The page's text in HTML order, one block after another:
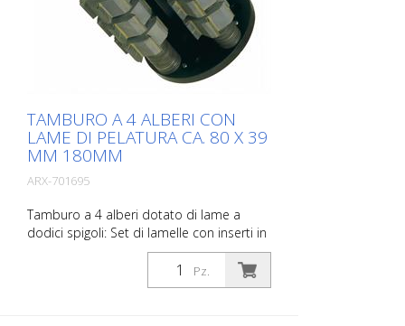
TAMBURO A 4 ALBERI CON
LAME DI PELATURA CA. 80 X 39
MM 180MM
ARX-701695
Tamburo a 4 alberi dotato di lame a
dodici spigoli: Set di lamelle con inserti in
metallo duro per la rimozione di vecchi
rivestimenti e per la demarcazione di
rivestimenti a strato spesso come
Pz.